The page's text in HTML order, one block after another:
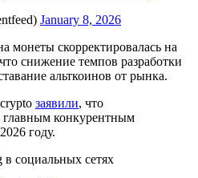
January 8, 2026
монеты скорректировалась на
снижение темпов разработки
альткоинов от рынка.
заявили, что
главным конкурентным
году.
социальных сетях